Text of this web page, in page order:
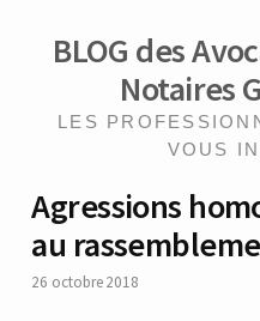
BLOG des
Notaires
LES
VOUS
Agressions
au
26 octobre 2018